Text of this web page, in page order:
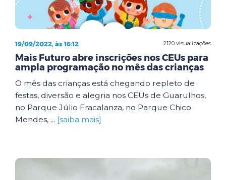
2120 visualizações
19/09/2022, às 16:12
Mais Futuro abre inscrições nos CEUs para
ampla programação no mês das crianças
O mês das crianças está chegando repleto de
festas, diversão e alegria nos CEUs de Guarulhos,
no Parque Júlio Fracalanza, no Parque Chico
Mendes, ... [saiba mais]